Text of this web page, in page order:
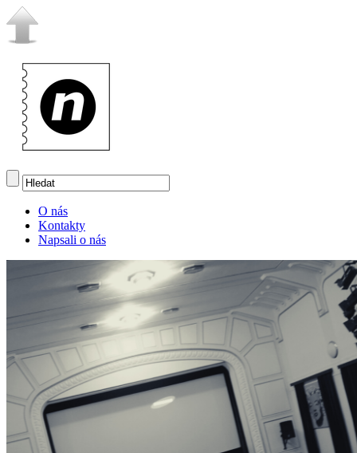
O nás
Kontakty
Napsali o nás